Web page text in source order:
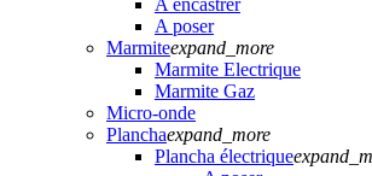
A encastrer
A poser
Marmiteexpand_more
Marmite Electrique
Marmite Gaz
Micro-onde
Planchaexpand_more
Plancha électrique